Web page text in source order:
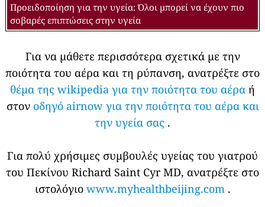
Προειδοποίηση για την υγεία: Όλοι μπορεί να έχουν πιο
σοβαρές επιπτώσεις στην υγεία
Για να μάθετε περισσότερα σχετικά με την
ποιότητα του αέρα και τη ρύπανση, ανατρέξτε στο
θέμα της wikipedia για την ποιότητα του αέρα ή
στον οδηγό airnow για την ποιότητα του αέρα και
την υγεία σας .
Για πολύ χρήσιμες συμβουλές υγείας του γιατρού
του Πεκίνου Richard Saint Cyr MD, ανατρέξτε στο
ιστολόγιο www.myhealthbeijing.com.